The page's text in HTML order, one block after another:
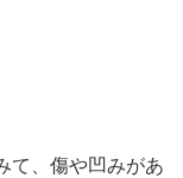
て、傷や凹みがあ